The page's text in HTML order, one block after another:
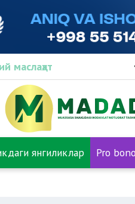
маслаҳат
янгиликлар Pro bono